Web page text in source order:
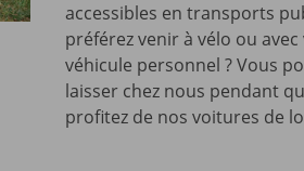
accessibles en transports
préférez venir à vélo ou
véhicule personnel ? Vous
laisser chez nous pendant
profitez de nos voitures de